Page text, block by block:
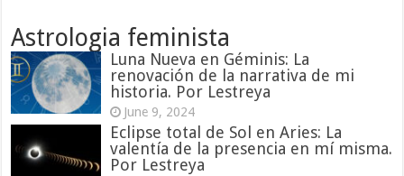
Astrologia feminista
Luna Nueva en Géminis: La
renovación de la narrativa de mi
historia. Por Lestreya
June 9, 2024
Eclipse total de Sol en Aries: La
valentía de la presencia en mí misma.
Por Lestreya